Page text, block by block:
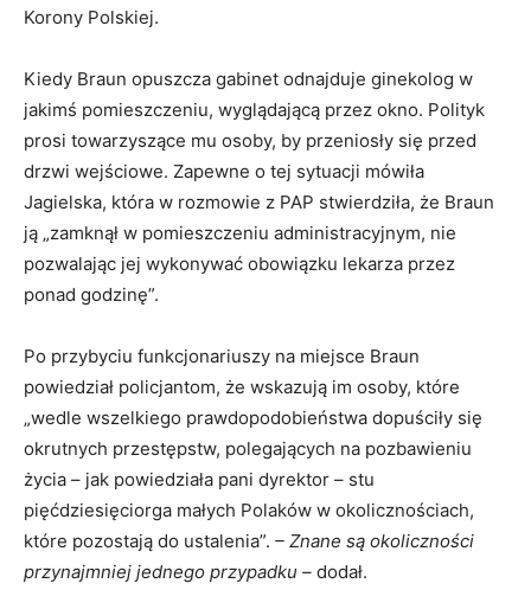
Korony Polskiej.
Kiedy Braun opuszcza gabinet odnajduje ginekolog w
jakimś pomieszczeniu, wyglądającą przez okno. Polityk
prosi towarzyszące mu osoby, by przeniosły się przed
drzwi wejściowe. Zapewne o tej sytuacji mówiła
Jagielska, która w rozmowie z PAP stwierdziła, że Braun
ją „zamknął w pomieszczeniu administracyjnym, nie
pozwalając jej wykonywać obowiązku lekarza przez
ponad godzinę”.
Po przybyciu funkcjonariuszy na miejsce Braun
powiedział policjantom, że wskazują im osoby, które
„wedle wszelkiego prawdopodobieństwa dopuściły się
okrutnych przestępstw, polegających na pozbawieniu
życia – jak powiedziała pani dyrektor – stu
pięćdziesięciorga małych Polaków w okolicznościach,
które pozostają do ustalenia”. – Znane są okoliczności
przynajmniej jednego przypadku – dodał.